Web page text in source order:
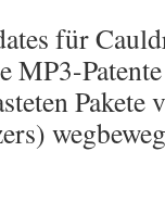
für
MP3-
Pakete